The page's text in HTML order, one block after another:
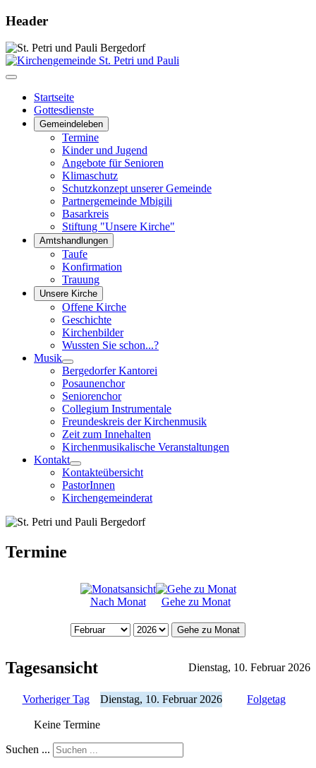
Header
Startseite
Gottesdienste
Gemeindeleben
Termine
Kinder und Jugend
Angebote für Senioren
Klimaschutz
Schutzkonzept unserer Gemeinde
Partnergemeinde Mbigili
Basarkreis
Stiftung "Unsere Kirche"
Amtshandlungen
Taufe
Konfirmation
Trauung
Unsere Kirche
Offene Kirche
Geschichte
Kirchenbilder
Wussten Sie schon...?
Musik
Bergedorfer Kantorei
Posaunenchor
Seniorenchor
Collegium Instrumentale
Freundeskreis der Kirchenmusik
Zeit zum Innehalten
Kirchenmusikalische Veranstaltungen
Kontakt
Kontakteübersicht
PastorInnen
Kirchengemeinderat
Termine
Nach Monat Gehe zu Monat
Gehe zu Monat
Tagesansicht Dienstag, 10. Februar 2026
Vorheriger Tag Dienstag, 10. Februar 2026 Folgetag
Keine Termine
Suchen ...